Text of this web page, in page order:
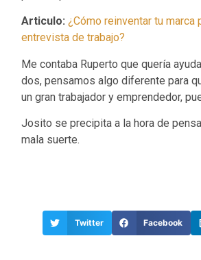
Articulo: ¿Cómo reinventar tu marca
entrevista de trabajo?
Me contaba Ruperto que quería
dos, pensamos algo diferente para
un gran trabajador y emprendedor,
Josito se precipita a la hora de
mala suerte.
Twitter Facebook